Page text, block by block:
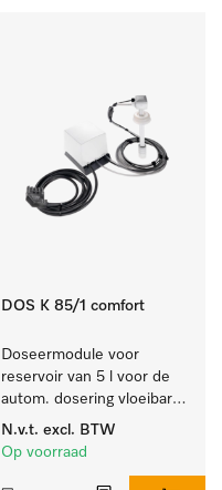
DOS K 85/1 comfort
Doseermodule voor
reservoir van 5 l voor de
autom. dosering vloeibare
reinigingsmiddelen, met
niveaudetectie.
N.v.t. excl. BTW
Op voorraad